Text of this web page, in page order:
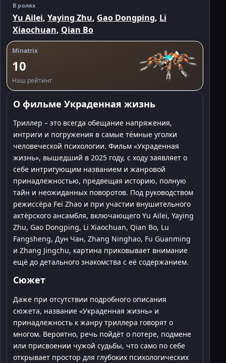
В ролях
Yu Ailei, Yaying Zhu, Gao Dongping, Li
Xiaochuan, Qian Bo
Minatrix
10
Наш рейтинг
О фильме Украденная жизнь
Триллер – это всегда обещание напряжения,
интриги и погружения в самые тёмные уголки
человеческой психологии. Фильм «Украденная
жизнь», вышедший в 2025 году, с ходу заявляет о
себе интригующим названием и жанровой
принадлежностью, предвещая историю, полную
тайн и неожиданных поворотов. Под руководством
режиссёра Fei Zhao и при участии внушительного
актёрского ансамбля, включающего Yu Ailei, Yaying
Zhu, Gao Dongping, Li Xiaochuan, Qian Bo, Lu
Fangsheng, Дун Чан, Zhang Ninghao, Fu Guanming
и Zhang Jingchu, картина приковывает внимание
ещё до детального знакомства с её содержанием.
Сюжет
Даже при отсутствии подробного описания
сюжета, название «Украденная жизнь» и
принадлежность к жанру триллера говорят о
многом. Вероятно, речь пойдёт о потере, подмене
или присвоении чужой судьбы, что само по себе
открывает простор для глубоких психологических